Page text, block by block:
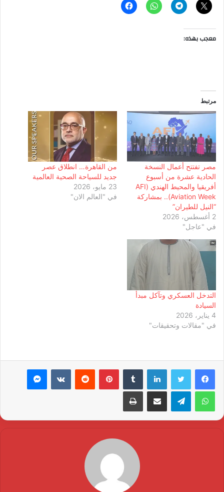
معجب بهذه:
مرتبط
مصر تفتتح أعمال النسخة
الحادية عشرة من أسبوع
أفريقيا والمحيط الهندي (AFI
Aviation Week).. بمشاركة
“النيل للطيران”
2 أغسطس، 2026
في "عاجل"
من القاهرة… انطلاق عصر
جديد للسياحة الصحية العالمية
23 مايو، 2026
في "العالم الان"
التدخل العسكري وتآكل مبدأ
السيادة
4 يناير، 2026
في "مقالات وتحقيقات"
لينكدإن بينتيريست ماسنجر
واتساب تيلقرام مشاركة عبر البريد طباعة